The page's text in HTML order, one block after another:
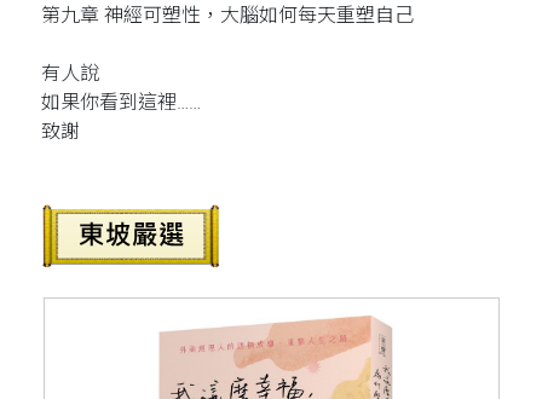
第九章 神經可塑性，大腦如何每天重塑自己
有人說
如果你看到這裡……
致謝